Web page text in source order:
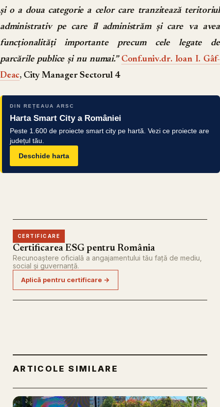
și o a doua categorie a celor care tranzitează teritoriul
administrativ pe care îl administrăm și care va avea
funcționalități importante precum cele legate de
parcările publice și nu numai.” Conf.univ.dr. Ioan I. Gâf-
Deac, City Manager Sectorul 4
DIN REȚEAUA ARSC
Harta Smart City a României
Peste 1.600 de proiecte smart city pe hartă. Vezi ce proiecte are
județul tău.
Deschide harta
CERTIFICARE
Certificarea ESG pentru România
Recunoaștere oficială a angajamentului tău față de mediu,
social și guvernanță.
Aplică pentru certificare →
ARTICOLE SIMILARE